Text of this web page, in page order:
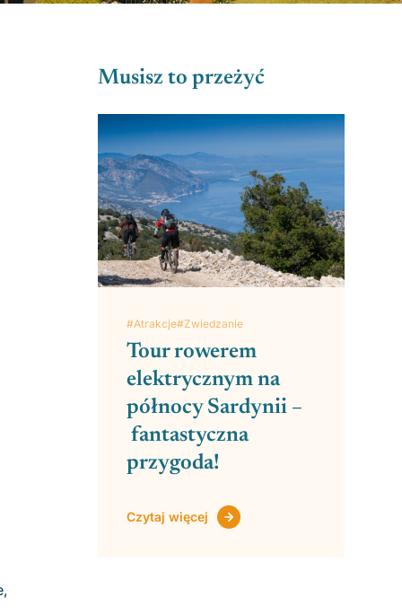
Musisz to przeżyć
#Atrakcje#Zwiedzanie
Tour rowerem
elektrycznym na
północy Sardynii –
fantastyczna
przygoda!
Czytaj więcej